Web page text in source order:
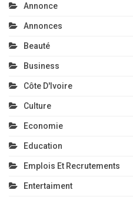
Annonce
Annonces
Beauté
Business
Côte D'Ivoire
Culture
Economie
Education
Emplois Et Recrutements
Entertaiment